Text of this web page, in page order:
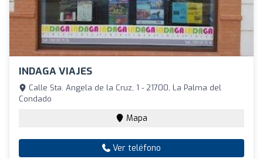
INDAGA VIAJES
Calle Sta. Angela de la Cruz, 1 - 21700, La Palma del
Condado
Mapa
Ver teléfono